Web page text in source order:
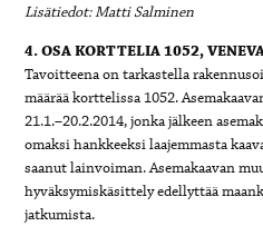
Lisätiedot: Matti Salminen
4. OSA KORTTELIA 1052,
Tavoitteena on tarkastella
määrää korttelissa 1052.
21.1.–20.2.2014, jonka jälkeen
omaksi hankkeeksi laajemmasta
saanut lainvoiman. Asemakaavan
hyväksymiskäsittely edellyttää
jatkumista.